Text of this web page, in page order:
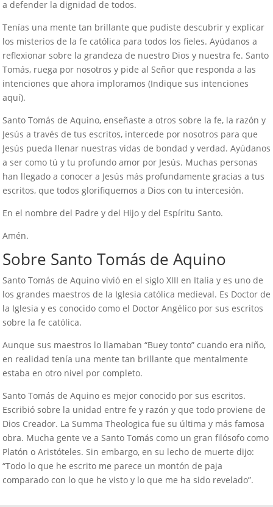
a defender la dignidad de todos.
Tenías una mente tan brillante que pudiste descubrir y explicar
los misterios de la fe católica para todos los fieles. Ayúdanos a
reflexionar sobre la grandeza de nuestro Dios y nuestra fe. Santo
Tomás, ruega por nosotros y pide al Señor que responda a las
intenciones que ahora imploramos (Indique sus intenciones
aquí).
Santo Tomás de Aquino, enseñaste a otros sobre la fe, la razón y
Jesús a través de tus escritos, intercede por nosotros para que
Jesús pueda llenar nuestras vidas de bondad y verdad. Ayúdanos
a ser como tú y tu profundo amor por Jesús. Muchas personas
han llegado a conocer a Jesús más profundamente gracias a tus
escritos, que todos glorifiquemos a Dios con tu intercesión.
En el nombre del Padre y del Hijo y del Espíritu Santo.
Amén.
Sobre Santo Tomás de Aquino
Santo Tomás de Aquino vivió en el siglo XIII en Italia y es uno de
los grandes maestros de la Iglesia católica medieval. Es Doctor de
la Iglesia y es conocido como el Doctor Angélico por sus escritos
sobre la fe católica.
Aunque sus maestros lo llamaban “Buey tonto” cuando era niño,
en realidad tenía una mente tan brillante que mentalmente
estaba en otro nivel por completo.
Santo Tomás de Aquino es mejor conocido por sus escritos.
Escribió sobre la unidad entre fe y razón y que todo proviene de
Dios Creador. La Summa Theologica fue su última y más famosa
obra. Mucha gente ve a Santo Tomás como un gran filósofo como
Platón o Aristóteles. Sin embargo, en su lecho de muerte dijo:
“Todo lo que he escrito me parece un montón de paja
comparado con lo que he visto y lo que me ha sido revelado”.